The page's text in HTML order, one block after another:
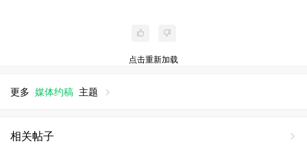
点击重新加载
更多 媒体约稿 主题
相关帖子